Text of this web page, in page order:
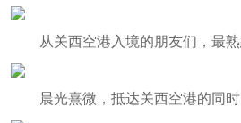
从关西空港入境的朋友们，最熟
晨光熹微，抵达关西空港的同时